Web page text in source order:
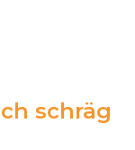
schräg